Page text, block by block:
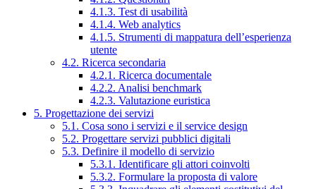
4.1.3. Test di usabilità
4.1.4. Web analytics
4.1.5. Strumenti di mappatura dell’esperienza
utente
4.2. Ricerca secondaria
4.2.1. Ricerca documentale
4.2.2. Analisi benchmark
4.2.3. Valutazione euristica
5. Progettazione dei servizi
5.1. Cosa sono i servizi e il service design
5.2. Progettare servizi pubblici digitali
5.3. Definire il modello di servizio
5.3.1. Identificare gli attori coinvolti
5.3.2. Formulare la proposta di valore